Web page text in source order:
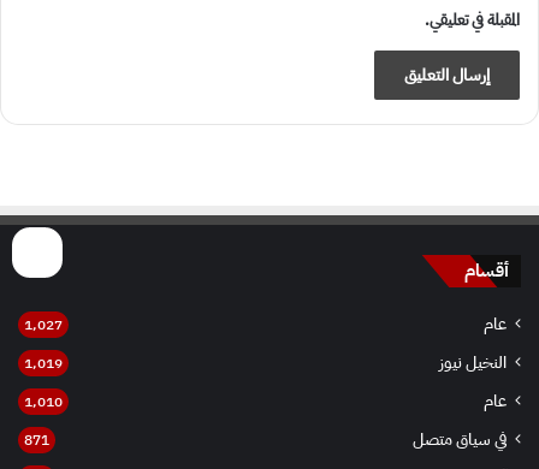
المقبلة في تعليقي.
أقسام
عام 1٬027
النخيل نيوز 1٬019
عام 1٬010
في سياق متصل 871